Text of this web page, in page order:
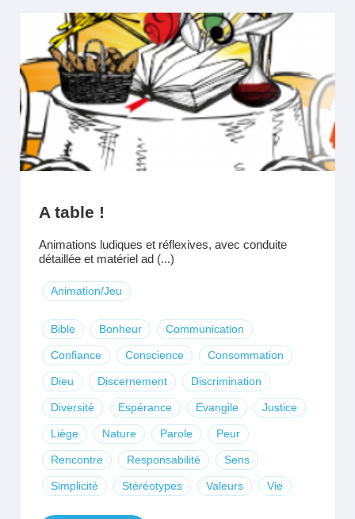
A table !
Animations ludiques et réflexives, avec conduite
détaillée et matériel ad (...)
Animation/Jeu
Bible Bonheur Communication
Confiance Conscience Consommation
Dieu Discernement Discrimination
Diversité Espérance Evangile Justice
Liège Nature Parole Peur
Rencontre Responsabilité Sens
Simplicité Stéréotypes Valeurs Vie